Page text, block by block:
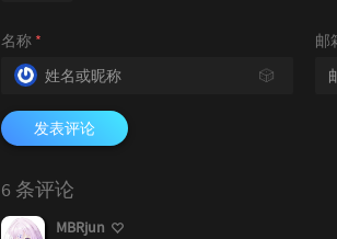
名称 *
🎲
邮
发表评论
6 条评论
MBRjun